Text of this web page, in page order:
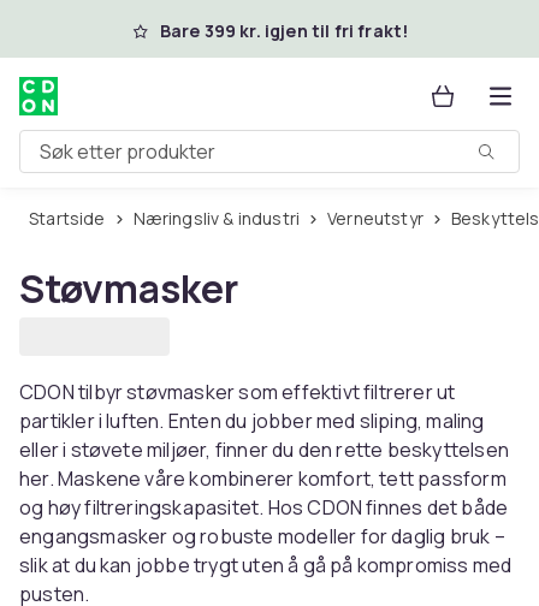
Hopp til hovedinnholdBare 399 kr. igjen til fri frakt!
Søk etter produkter
Startside Næringsliv & industri Verneutstyr
Støvmasker
CDON tilbyr støvmasker som effektivt filtrerer ut
partikler i luften. Enten du jobber med sliping, maling
eller i støvete miljøer, finner du den rette beskyttelsen
her. Maskene våre kombinerer komfort, tett passform
og høy filtreringskapasitet. Hos CDON finnes det både
engangsmasker og robuste modeller for daglig bruk –
slik at du kan jobbe trygt uten å gå på kompromiss med
pusten.